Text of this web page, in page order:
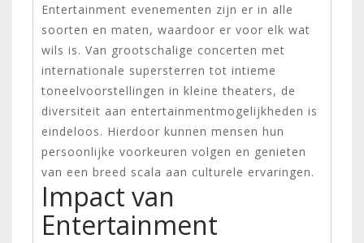
Entertainment evenementen zijn er in alle
soorten en maten, waardoor er voor elk wat
wils is. Van grootschalige concerten met
internationale supersterren tot intieme
toneelvoorstellingen in kleine theaters, de
diversiteit aan entertainmentmogelijkheden is
eindeloos. Hierdoor kunnen mensen hun
persoonlijke voorkeuren volgen en genieten
van een breed scala aan culturele ervaringen.
Impact van
Entertainment